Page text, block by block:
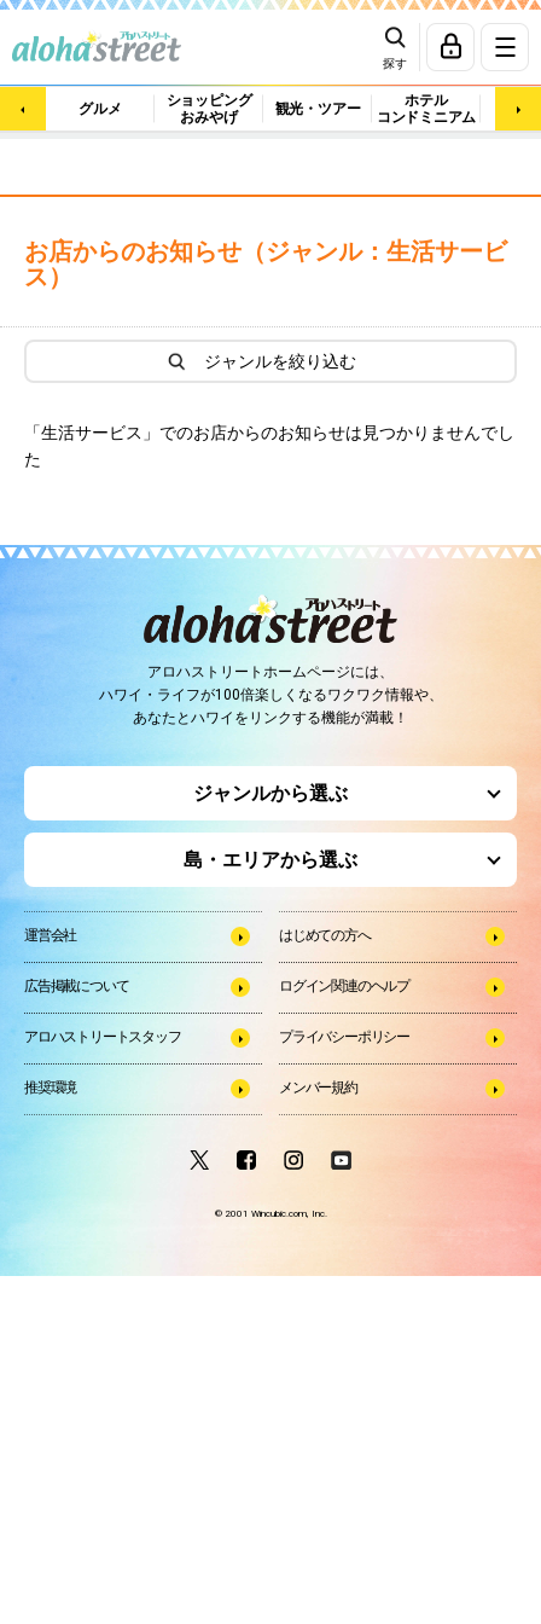
探す
グルメ
ショッピング
おみやげ
観光・ツアー
ホテル
コンドミニアム
マッ
お店からのお知らせ（ジャンル：生活サービ
ス）
ジャンルを絞り込む
「生活サービス」でのお店からのお知らせは見つかりませんでし
た
アロハストリートホームページには、
ハワイ・ライフが100倍楽しくなるワクワク情報や、
あなたとハワイをリンクする機能が満載！
ジャンルから選ぶ
島・エリアから選ぶ
運営会社 はじめての方へ
広告掲載について ログイン関連のヘルプ
アロハストリートスタッフ プライバシーポリシー
推奨環境 メンバー規約
© 2001 Wincubic.com, Inc.